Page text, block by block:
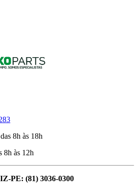
8h às 18h
8h às 12h
PE: (81) 3036-0300